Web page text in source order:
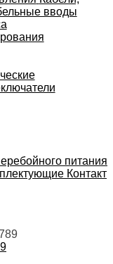
вводы
питания
Контакт